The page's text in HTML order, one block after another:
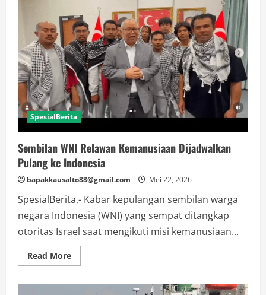
Penormalan
Pasokan
Listrik
SpesialBerita
Sembilan WNI Relawan Kemanusiaan Dijadwalkan
Pulang ke Indonesia
bapakkausalto88@gmail.com Mei 22, 2026
SpesialBerita,- Kabar kepulangan sembilan warga
negara Indonesia (WNI) yang sempat ditangkap
otoritas Israel saat mengikuti misi kemanusiaan...
Read MoreRead
more